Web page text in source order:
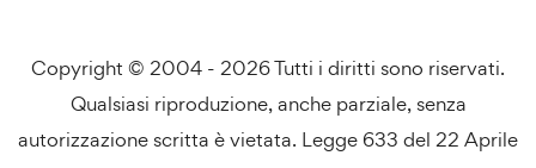
Copyright © 2004 - 2026 Tutti i diritti sono riservati.
Qualsiasi riproduzione, anche parziale, senza
autorizzazione scritta è vietata. Legge 633 del 22 Aprile